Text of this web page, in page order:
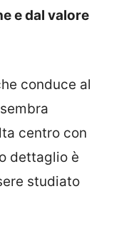
e dal valore
conduce al
centro con
dettaglio è
studiato